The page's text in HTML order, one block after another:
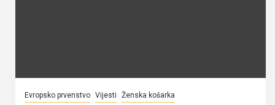
Evropsko prvenstvo Vijesti Ženska košarka